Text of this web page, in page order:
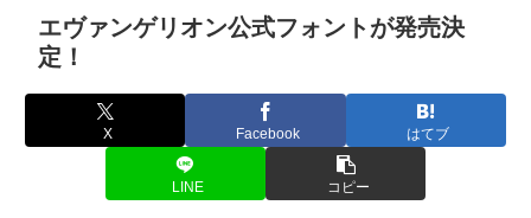
エヴァンゲリオン公式フォントが発売決
定！
X Facebook はてブ
LINE コピー